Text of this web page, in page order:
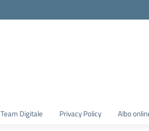
Team Digitale Privacy Policy Albo